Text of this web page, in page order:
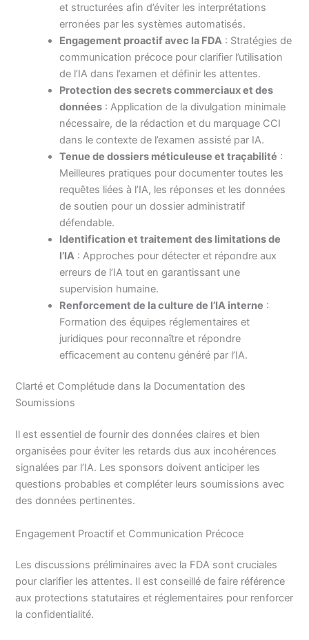
et structurées afin d’éviter les interprétations
erronées par les systèmes automatisés.
Engagement proactif avec la FDA : Stratégies de
communication précoce pour clarifier l’utilisation
de l’IA dans l’examen et définir les attentes.
Protection des secrets commerciaux et des
données : Application de la divulgation minimale
nécessaire, de la rédaction et du marquage CCI
dans le contexte de l’examen assisté par IA.
Tenue de dossiers méticuleuse et traçabilité :
Meilleures pratiques pour documenter toutes les
requêtes liées à l’IA, les réponses et les données
de soutien pour un dossier administratif
défendable.
Identification et traitement des limitations de
l’IA : Approches pour détecter et répondre aux
erreurs de l’IA tout en garantissant une
supervision humaine.
Renforcement de la culture de l’IA interne :
Formation des équipes réglementaires et
juridiques pour reconnaître et répondre
efficacement au contenu généré par l’IA.
Clarté et Complétude dans la Documentation des
Soumissions
Il est essentiel de fournir des données claires et bien
organisées pour éviter les retards dus aux incohérences
signalées par l’IA. Les sponsors doivent anticiper les
questions probables et compléter leurs soumissions avec
des données pertinentes.
Engagement Proactif et Communication Précoce
Les discussions préliminaires avec la FDA sont cruciales
pour clarifier les attentes. Il est conseillé de faire référence
aux protections statutaires et réglementaires pour renforcer
la confidentialité.